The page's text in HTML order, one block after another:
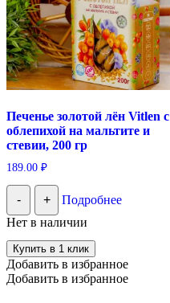
Печенье золотой лён Vitlen с
облепихой на мальтите и
стевии, 200 гр
189.00 ₽
- +
Подробнее
Нет в наличии
Купить в 1 клик
Добавить в избранное
Добавить в избранное